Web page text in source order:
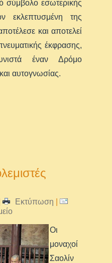
σύμβολο εσωτερικής
εκλεπτυσμένη της
και αποτελεί
έκφρασης,
έναν Δρόμο
αυτογνωσίας.
| Εκτύπωση
Οι
μοναχοί
Σαολίν